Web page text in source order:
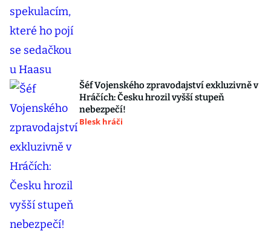
Šéf Vojenského zpravodajství exkluzivně v
Hráčích: Česku hrozil vyšší stupeň
nebezpečí!
Blesk hráči